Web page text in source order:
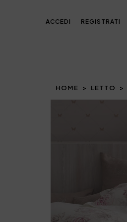
ACCEDI REGISTRATI
HOME LETTO